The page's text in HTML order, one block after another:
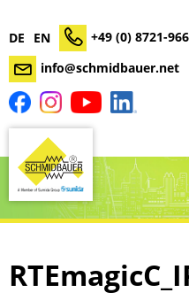
DE EN
+49 (0) 8721-
info@schmidbauer.net